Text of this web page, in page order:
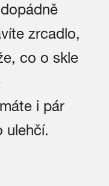
zrcadlo,
co o skle
i pár
ulehčí.